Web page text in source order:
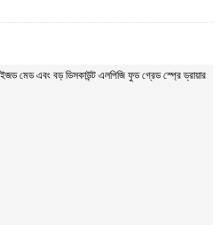
মেড এবং বড় ডিসকাউন্ট এলপিজি ফুড গ্রেড স্প্রে ড্রায়ার